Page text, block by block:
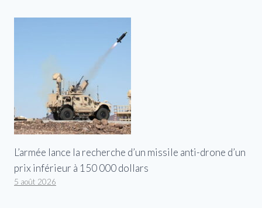
L’armée lance la recherche d’un missile anti-drone d’un
prix inférieur à 150 000 dollars
5 août 2026